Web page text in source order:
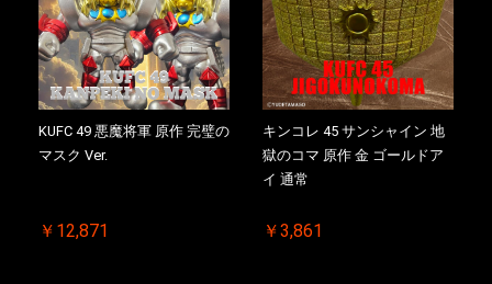
KUFC 49 悪魔将軍 原作 完璧の
マスク Ver.
￥12,871
キンコレ 45 サンシャイン 地
獄のコマ 原作 金 ゴールドア
イ 通常
￥3,861